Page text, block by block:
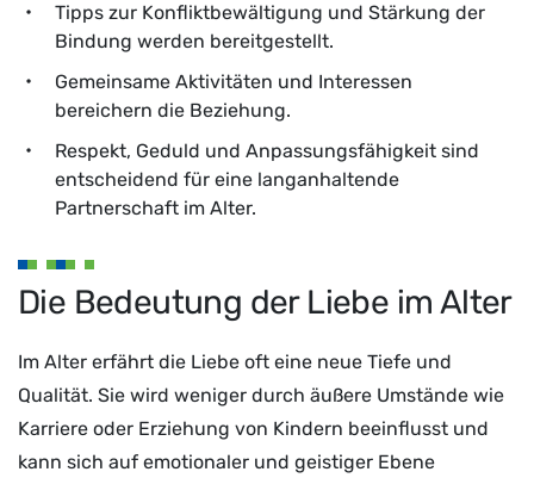
Tipps zur Konfliktbewältigung und Stärkung der
Bindung werden bereitgestellt.
Gemeinsame Aktivitäten und Interessen
bereichern die Beziehung.
Respekt, Geduld und Anpassungsfähigkeit sind
entscheidend für eine langanhaltende
Partnerschaft im Alter.
Die Bedeutung der Liebe im Alter
Im Alter erfährt die Liebe oft eine neue Tiefe und
Qualität. Sie wird weniger durch äußere Umstände wie
Karriere oder Erziehung von Kindern beeinflusst und
kann sich auf emotionaler und geistiger Ebene